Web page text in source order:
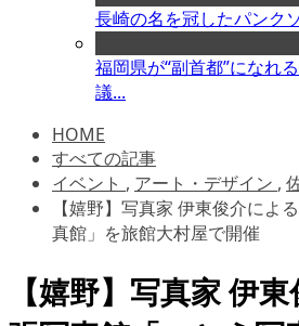
長崎の名を冠したパンク
福岡県が“副首都”になれ
議...
HOME
すべての記事
イベント , アート・デザイン ,
【嬉野】写真家 伊東俊介によ
真館」を旅館大村屋で開催
【嬉野】写真家 伊